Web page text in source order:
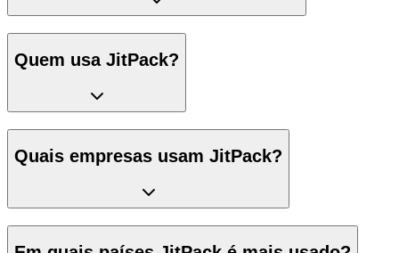
Quem usa JitPack?
Quais empresas usam JitPack?